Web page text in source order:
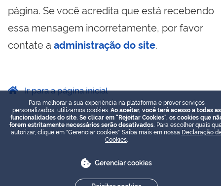
página. Se você acredita que está recebendo
essa mensagem incorretamente, por favor
contate a administração do site.
Ir para a página inicial
Para melhorar a sua experiência na plataforma e prover serviços
personalizados, utilizamos cookies. Ao aceitar, você terá acesso a todas as
funcionalidades do site. Se clicar em "Rejeitar Cookies", os cookies que
forem estritamente necessários serão desativados. Para escolher quais
autorizar, clique em "Gerenciar cookies". Saiba mais em nossa Declaração
Cookies
Gerenciar cookies